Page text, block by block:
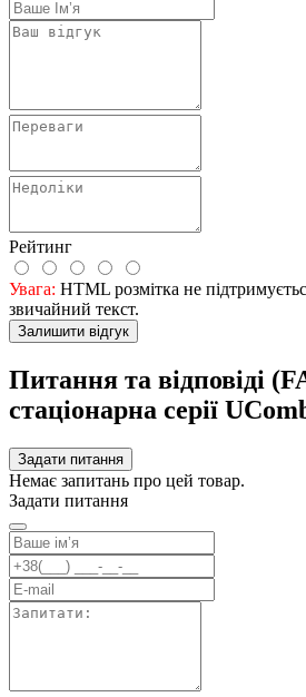
Рейтинг
Увага: HTML розмітка не
звичайний текст.
Залишити відгук
Питання та відповіді
стаціонарна серії
Задати питання
Немає запитань про цей товар.
Задати питання